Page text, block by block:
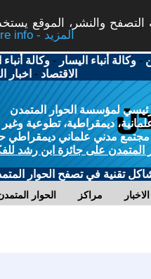
والنشر، الموقع
More info - المزيد
-وكالة أنباء اليسار -وكالة أنباء
الاقتصاد - اخبار
لمؤسسة الحوار المتمدن
ديمقراطية، تطوعية وغير
مدني علماني ديمقراطي
المتمدن على جائزة ابن رشد
تقنية في تصفح الحوار
الحوار مراكز الاخبار